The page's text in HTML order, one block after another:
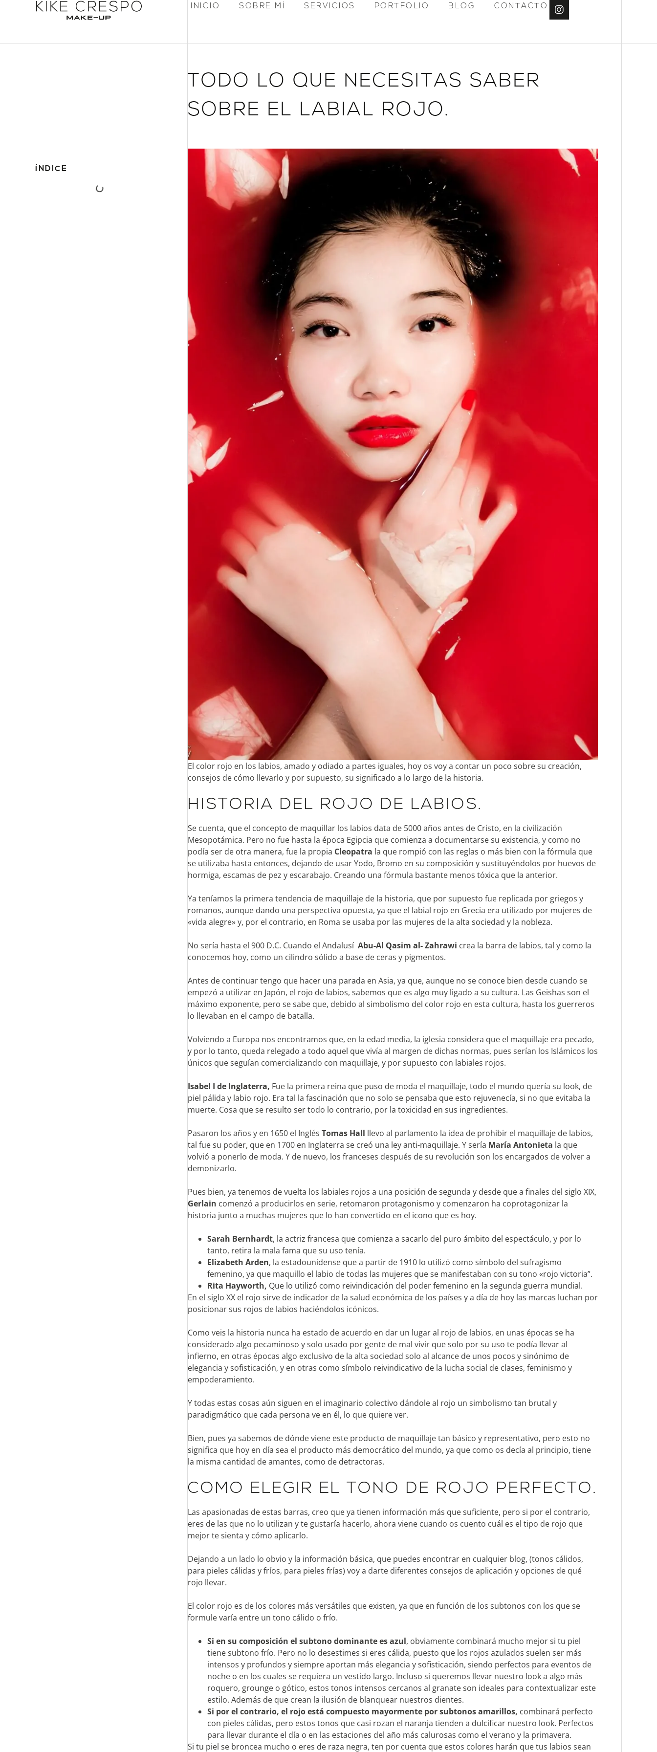
INICIO SOBRE MÍ SERVICIOS PORTFOLIO BLOG CONTACTO
ÍNDICE
TODO LO QUE NECESITAS SABER
SOBRE EL LABIAL ROJO.
El color rojo en los labios, amado y odiado a partes iguales, hoy os voy a contar un poco sobre su creación,
consejos de cómo llevarlo y por supuesto, su significado a lo largo de la historia.
HISTORIA DEL ROJO DE LABIOS.
Se cuenta, que el concepto de maquillar los labios data de 5000 años antes de Cristo, en la civilización
Mesopotámica. Pero no fue hasta la época Egipcia que comienza a documentarse su existencia, y como no
podía ser de otra manera, fue la propia Cleopatra la que rompió con las reglas o más bien con la fórmula que
se utilizaba hasta entonces, dejando de usar Yodo, Bromo en su composición y sustituyéndolos por huevos de
hormiga, escamas de pez y escarabajo. Creando una fórmula bastante menos tóxica que la anterior.
Ya teníamos la primera tendencia de maquillaje de la historia, que por supuesto fue replicada por griegos y
romanos, aunque dando una perspectiva opuesta, ya que el labial rojo en Grecia era utilizado por mujeres de
«vida alegre» y, por el contrario, en Roma se usaba por las mujeres de la alta sociedad y la nobleza.
No sería hasta el 900 D.C. Cuando el Andalusí Abu-Al Qasim al- Zahrawi crea la barra de labios, tal y como la
conocemos hoy, como un cilindro sólido a base de ceras y pigmentos.
Antes de continuar tengo que hacer una parada en Asia, ya que, aunque no se conoce bien desde cuando se
empezó a utilizar en Japón, el rojo de labios, sabemos que es algo muy ligado a su cultura. Las Geishas son el
máximo exponente, pero se sabe que, debido al simbolismo del color rojo en esta cultura, hasta los guerreros
lo llevaban en el campo de batalla.
Volviendo a Europa nos encontramos que, en la edad media, la iglesia considera que el maquillaje era pecado,
y por lo tanto, queda relegado a todo aquel que vivía al margen de dichas normas, pues serían los Islámicos los
únicos que seguían comercializando con maquillaje, y por supuesto con labiales rojos.
Isabel I de Inglaterra, Fue la primera reina que puso de moda el maquillaje, todo el mundo quería su look, de
piel pálida y labio rojo. Era tal la fascinación que no solo se pensaba que esto rejuvenecía, si no que evitaba la
muerte. Cosa que se resulto ser todo lo contrario, por la toxicidad en sus ingredientes.
Pasaron los años y en 1650 el Inglés Tomas Hall llevo al parlamento la idea de prohibir el maquillaje de labios,
tal fue su poder, que en 1700 en Inglaterra se creó una ley anti-maquillaje. Y sería María Antonieta la que
volvió a ponerlo de moda. Y de nuevo, los franceses después de su revolución son los encargados de volver a
demonizarlo.
Pues bien, ya tenemos de vuelta los labiales rojos a una posición de segunda y desde que a finales del siglo XIX,
Gerlain comenzó a producirlos en serie, retomaron protagonismo y comenzaron ha coprotagonizar la
historia junto a muchas mujeres que lo han convertido en el icono que es hoy.
Sarah Bernhardt, la actriz francesa que comienza a sacarlo del puro ámbito del espectáculo, y por lo
tanto, retira la mala fama que su uso tenía.
Elizabeth Arden, la estadounidense que a partir de 1910 lo utilizó como símbolo del sufragismo
femenino, ya que maquillo el labio de todas las mujeres que se manifestaban con su tono «rojo victoria”.
Rita Hayworth, Que lo utilizó como reivindicación del poder femenino en la segunda guerra mundial.
En el siglo XX el rojo sirve de indicador de la salud económica de los países y a día de hoy las marcas luchan por
posicionar sus rojos de labios haciéndolos icónicos.
Como veis la historia nunca ha estado de acuerdo en dar un lugar al rojo de labios, en unas épocas se ha
considerado algo pecaminoso y solo usado por gente de mal vivir que solo por su uso te podía llevar al
infierno, en otras épocas algo exclusivo de la alta sociedad solo al alcance de unos pocos y sinónimo de
elegancia y sofisticación, y en otras como símbolo reivindicativo de la lucha social de clases, feminismo y
empoderamiento.
Y todas estas cosas aún siguen en el imaginario colectivo dándole al rojo un simbolismo tan brutal y
paradigmático que cada persona ve en él, lo que quiere ver.
Bien, pues ya sabemos de dónde viene este producto de maquillaje tan básico y representativo, pero esto no
significa que hoy en día sea el producto más democrático del mundo, ya que como os decía al principio, tiene
la misma cantidad de amantes, como de detractoras.
COMO ELEGIR EL TONO DE ROJO PERFECTO.
Las apasionadas de estas barras, creo que ya tienen información más que suficiente, pero si por el contrario,
eres de las que no lo utilizan y te gustaría hacerlo, ahora viene cuando os cuento cuál es el tipo de rojo que
mejor te sienta y cómo aplicarlo.
Dejando a un lado lo obvio y la información básica, que puedes encontrar en cualquier blog, (tonos cálidos,
para pieles cálidas y fríos, para pieles frías) voy a darte diferentes consejos de aplicación y opciones de qué
rojo llevar.
El color rojo es de los colores más versátiles que existen, ya que en función de los subtonos con los que se
formule varía entre un tono cálido o frío.
Si en su composición el subtono dominante es azul, obviamente combinará mucho mejor si tu piel
tiene subtono frío. Pero no lo desestimes si eres cálida, puesto que los rojos azulados suelen ser más
intensos y profundos y siempre aportan más elegancia y sofisticación, siendo perfectos para eventos de
noche o en los cuales se requiera un vestido largo. Incluso si queremos llevar nuestro look a algo más
roquero, grounge o gótico, estos tonos intensos cercanos al granate son ideales para contextualizar este
estilo. Además de que crean la ilusión de blanquear nuestros dientes.
Si por el contrario, el rojo está compuesto mayormente por subtonos amarillos, combinará perfecto
con pieles cálidas, pero estos tonos que casi rozan el naranja tienden a dulcificar nuestro look. Perfectos
para llevar durante el día o en las estaciones del año más calurosas como el verano y la primavera.
Si tu piel se broncea mucho o eres de raza negra, ten por cuenta que estos colores harán que tus labios sean